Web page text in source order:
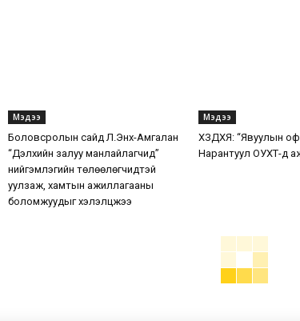
Мэдээ
Боловсролын сайд Л.Энх-Амгалан
“Дэлхийн залуу манлайлагчид”
нийгэмлэгийн төлөөлөгчидтэй
уулзаж, хамтын ажиллагааны
боломжуудыг хэлэлцжээ
Мэдээ
ХЗДХЯ: “Явуулын
Нарантуул ОУХТ-д